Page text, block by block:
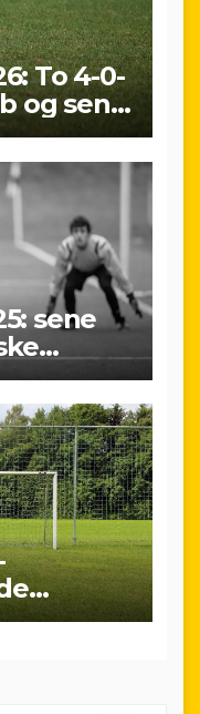
To 4-0-
og sene
sene